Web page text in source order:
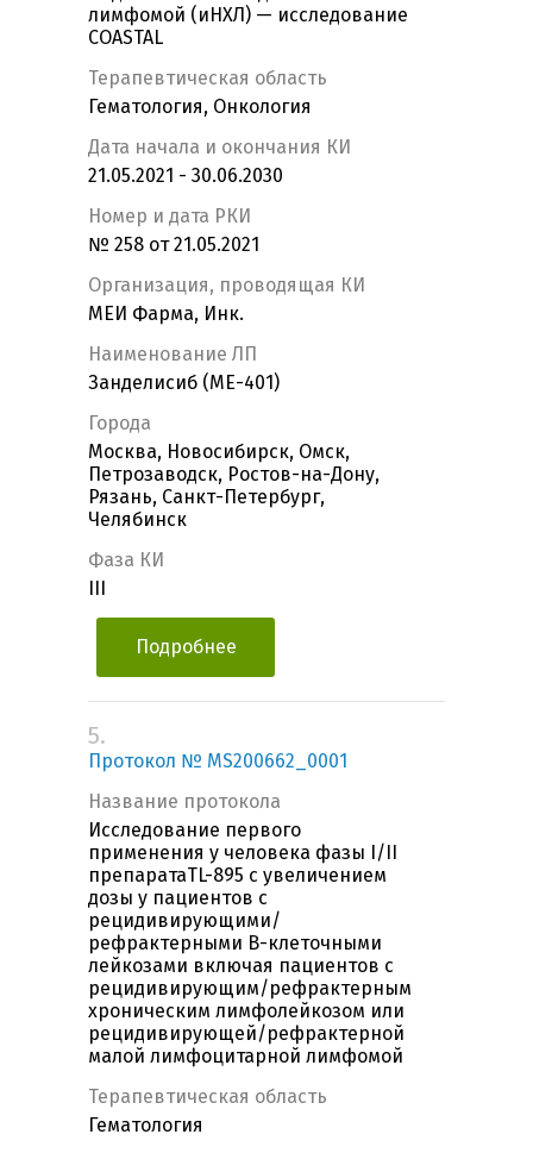
лимфомой (иНХЛ) — исследование
COASTAL
Терапевтическая область
Гематология, Онкология
Дата начала и окончания КИ
21.05.2021 - 30.06.2030
Номер и дата РКИ
№ 258 от 21.05.2021
Организация, проводящая КИ
МЕИ Фарма, Инк.
Наименование ЛП
Занделисиб (ME-401)
Города
Москва, Новосибирск, Омск,
Петрозаводск, Ростов-на-Дону,
Рязань, Санкт-Петербург,
Челябинск
Фаза КИ
Подробнее
5.
Протокол № MS200662_0001
Название протокола
Исследование первого
применения у человека фазы I/II
препаратаTL-895 с увеличением
дозы у пациентов с
рецидивирующими/
рефрактерными В-клеточными
лейкозами включая пациентов с
рецидивирующим/рефрактерным
хроническим лимфолейкозом или
рецидивирующей/рефрактерной
малой лимфоцитарной лимфомой
Терапевтическая область
Гематология